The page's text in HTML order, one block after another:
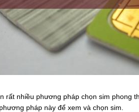
rất nhiều phương pháp chọn sim
pháp này để xem và chọn sim.